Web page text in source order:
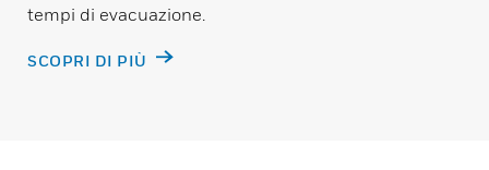
tempi di evacuazione.
SCOPRI DI PIÙ